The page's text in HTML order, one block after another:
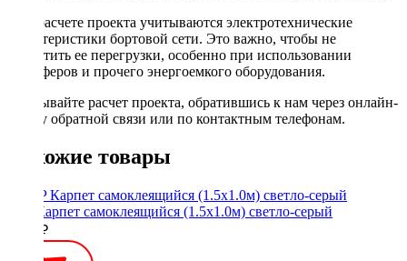
При расчете проекта учитываются электротехнические
характеристики бортовой сети. Это важно, чтобы не
допустить ее перегрузки, особенно при использовании
сабвуферов и прочего энергоемкого оборудования.
Заказывайте расчет проекта, обратившись к нам через онлайн-
форму обратной связи или по контактным телефонам.
Похожие товары
STP Карпет самоклеящийся (1.5х1.0м) светло-серый
1300 ₽